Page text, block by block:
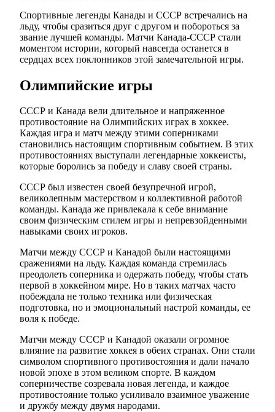
Спортивные легенды Канады и СССР встречались на
льду, чтобы сразиться друг с другом и побороться за
звание лучшей команды. Матчи Канада-СССР стали
моментом истории, который навсегда останется в
сердцах всех поклонников этой замечательной игры.
Олимпийские игры
СССР и Канада вели длительное и напряженное
противостояние на Олимпийских играх в хоккее.
Каждая игра и матч между этими соперниками
становились настоящим спортивным событием. В этих
противостояниях выступали легендарные хоккеисты,
которые боролись за победу и славу своей страны.
СССР был известен своей безупречной игрой,
великолепным мастерством и коллективной работой
команды. Канада же привлекала к себе внимание
своим физическим стилем игры и непревзойденными
навыками своих игроков.
Матчи между СССР и Канадой были настоящими
сражениями на льду. Каждая команда стремилась
преодолеть соперника и одержать победу, чтобы стать
первой в хоккейном мире. Но в таких матчах часто
побеждала не только техника или физическая
подготовка, но и эмоциональный настрой команды, ее
воля к победе.
Матчи между СССР и Канадой оказали огромное
влияние на развитие хоккея в обеих странах. Они стали
символом спортивного противостояния и дали начало
новой эпохе в этом великом спорте. В каждом
соперничестве созревала новая легенда, и каждое
противостояние только усиливало взаимное уважение
и дружбу между двумя народами.